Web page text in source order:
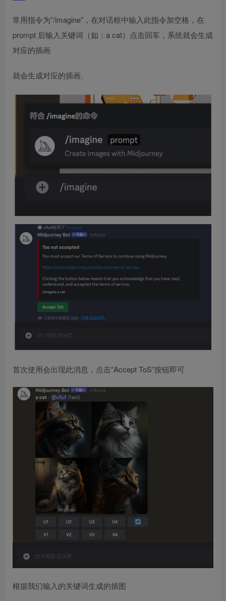
常用指令为”/imagine”，在对话框中输入此指令加空格，在
prompt 后输入关键词（如：a cat）点击回车，系统就会生成
对应的插画
就会生成对应的插画、
首次使用会出现此消息，点击”Accept ToS”按钮即可
根据我们输入的关键词生成的插图